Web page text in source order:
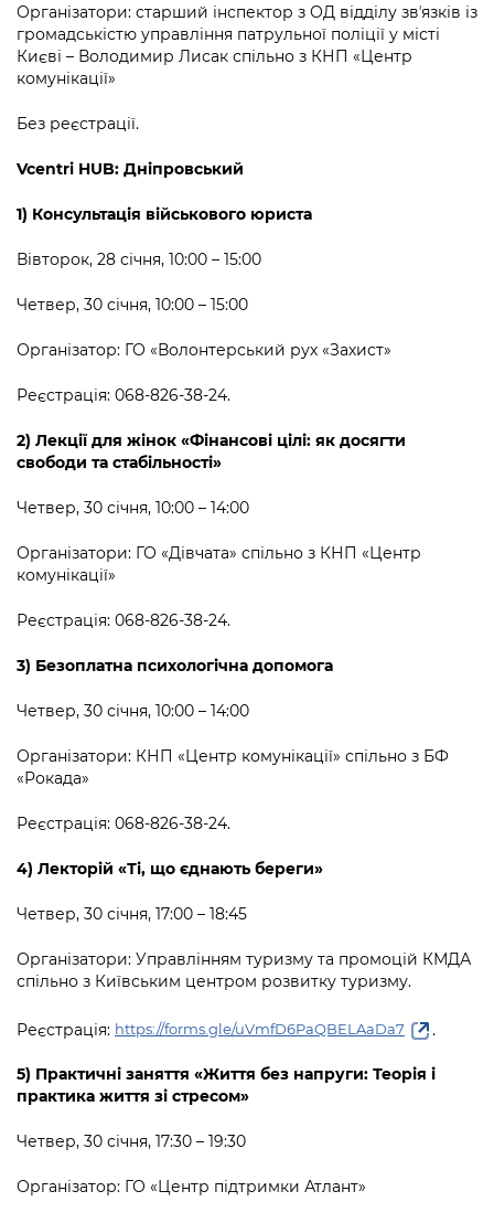
Організатори: старший інспектор з ОД відділу звʼязків із
громадськістю управління патрульної поліції у місті
Києві – Володимир Лисак спільно з КНП «Центр
комунікації»
Без реєстрації.
Vcentri HUB: Дніпровський
1) Консультація військового юриста
Вівторок, 28 січня, 10:00 – 15:00
Четвер, 30 січня, 10:00 – 15:00
Організатор: ГО «Волонтерський рух «Захист»
Реєстрація: 068-826-38-24.
2) Лекції для жінок «Фінансові цілі: як досягти
свободи та стабільності»
Четвер, 30 січня, 10:00 – 14:00
Організатори: ГО «Дівчата» спільно з КНП «Центр
комунікації»
Реєстрація: 068-826-38-24.
3) Безоплатна психологічна допомога
Четвер, 30 січня, 10:00 – 14:00
Організатори: КНП «Центр комунікації» спільно з БФ
«Рокада»
Реєстрація: 068-826-38-24.
4) Лекторій «Ті, що єднають береги»
Четвер, 30 січня, 17:00 – 18:45
Організатори: Управлінням туризму та промоцій КМДА
спільно з Київським центром розвитку туризму.
Реєстрація: https://forms.gle/uVmfD6PaQBELAaDa7 .
5) Практичні заняття «Життя без напруги: Теорія і
практика життя зі стресом»
Четвер, 30 січня, 17:30 – 19:30
Організатор: ГО «Центр підтримки Атлант»